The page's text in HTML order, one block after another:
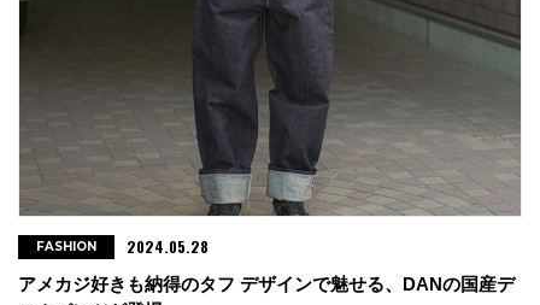
アメカジ好きも納得のタフ デザインで魅せる、DANの国産デ
FASHION 2024.05.28